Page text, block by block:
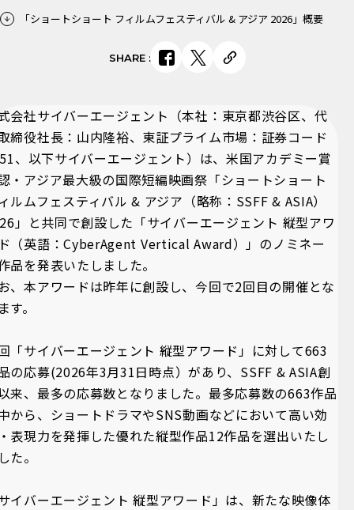
会社サイバーエージェント（本社：東京都渋谷区、代
締役社長：山内隆裕、東証プライム市場：証券コード
、以下サイバーエージェント）は、米国アカデミー賞
・アジア最大級の国際短編映画祭「ショートショート
ルムフェスティバル & アジア（略称：SSFF & ASIA）
」と共同で創設した「サイバーエージェント 縦型アワ
（英語：CyberAgent Vertical Award）」のノミネー
品を発表いたしました。
、本アワードは昨年に創設し、今回で2回目の開催とな
す。
「サイバーエージェント 縦型アワード」に対して663
の応募(2026年3月31日時点）があり、SSFF & ASIA創
来、最多の応募数となりました。最多応募数の663作品
から、ショートドラマやSNS動画などにおいて高い効
表現力を発揮した優れた縦型作品12作品を選出いたし
た。
イバーエージェント 縦型アワード」は、新たな映像体
​「ショートショート フィルムフェスティバル & アジア 2026」概要
SHARE: